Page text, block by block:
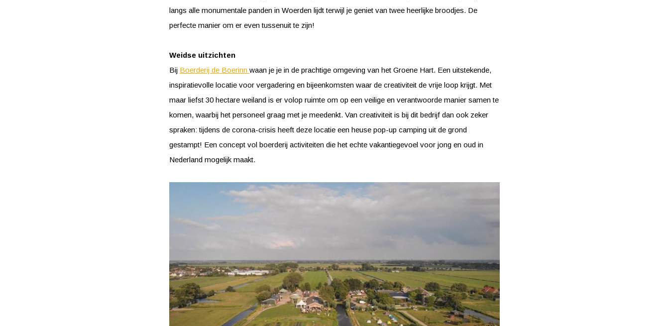
langs alle monumentale panden in Woerden lijdt terwijl je geniet van twee heerlijke broodjes. De
perfecte manier om er even tussenuit te zijn!
Weidse uitzichten
Bij Boerderij de Boerinn waan je je in de prachtige omgeving van het Groene Hart. Een uitstekende,
inspiratievolle locatie voor vergadering en bijeenkomsten waar de creativiteit de vrije loop krijgt. Met
maar liefst 30 hectare weiland is er volop ruimte om op een veilige en verantwoorde manier samen te
komen, waarbij het personeel graag met je meedenkt. Van creativiteit is bij dit bedrijf dan ook zeker
spraken: tijdens de corona-crisis heeft deze locatie een heuse pop-up camping uit de grond
gestampt! Een concept vol boerderij activiteiten die het echte vakantiegevoel voor jong en oud in
Nederland mogelijk maakt.